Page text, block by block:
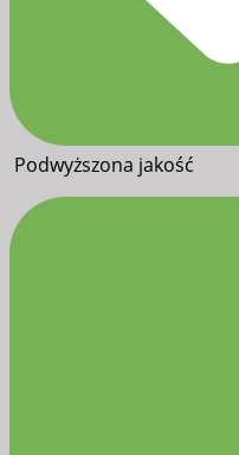
Podwyższona jakość